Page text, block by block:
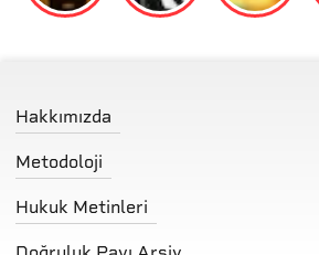
Hakkımızda
Metodoloji
Hukuk Metinleri